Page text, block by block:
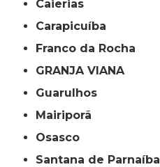
Caierias
Carapicuíba
Franco da Rocha
GRANJA VIANA
Guarulhos
Mairiporã
Osasco
Santana de Parnaíba